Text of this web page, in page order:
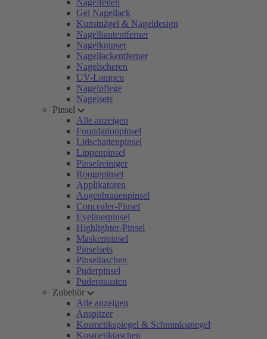
Nagelfeilen
Gel Nagellack
Kunstnägel & Nageldesign
Nagelhautentferner
Nagelknipser
Nagellackentferner
Nagelscheren
UV-Lampen
Nagelpflege
Nagelsets
Pinsel
Alle anzeigen
Foundationpinsel
Lidschattenpinsel
Lippenpinsel
Pinselreiniger
Rougepinsel
Applikatoren
Augenbrauenpinsel
Concealer-Pinsel
Eyelinerpinsel
Highlighter-Pinsel
Maskenpinsel
Pinselsets
Pinseltaschen
Puderpinsel
Puderquasten
Zubehör
Alle anzeigen
Anspitzer
Kosmetikspiegel & Schminkspiegel
Kosmetiktaschen